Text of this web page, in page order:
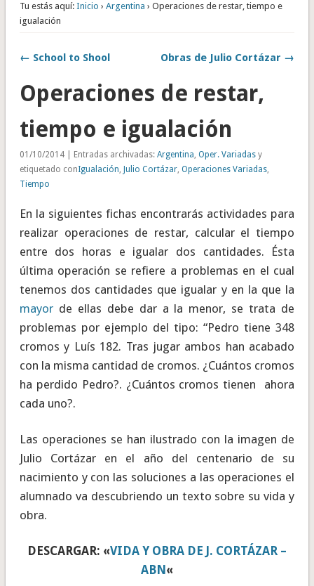
Tu estás aquí: Inicio › Argentina › Operaciones de restar, tiempo e
igualación
← School to Shool Obras de Julio Cortázar →
Operaciones de restar,
tiempo e igualación
01/10/2014 | Entradas archivadas: Argentina, Oper. Variadasy
etiquetado conIgualación, Julio Cortázar, Operaciones Variadas,
Tiempo
En la siguientes fichas encontrarás actividades para
realizar operaciones de restar, calcular el tiempo
entre dos horas e igualar dos cantidades. Ésta
última operación se refiere a problemas en el cual
tenemos dos cantidades que igualar y en la que la
mayorde ellas debe dar a la menor, se trata de
problemas por ejemplo del tipo: “Pedro tiene 348
cromos y Luís 182. Tras jugar ambos han acabado
con la misma cantidad de cromos. ¿Cuántos cromos
ha perdido Pedro?. ¿Cuántos cromos tienen ahora
cada uno?.
Las operaciones se han ilustrado con la imagen de
Julio Cortázar en el año del centenario de su
nacimiento y con las soluciones a las operaciones el
alumnado va descubriendo un texto sobre su vida y
obra.
DESCARGAR: «VIDA Y OBRA DE J. CORTÁZAR –
ABN «